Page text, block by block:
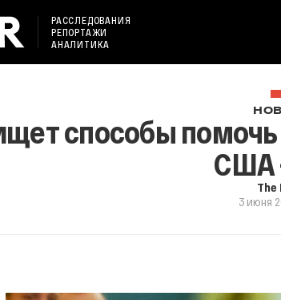
РАССЛЕДОВАНИЯ
РЕПОРТАЖИ
АНАЛИТИКА
способы помочь
США
The
3 июня